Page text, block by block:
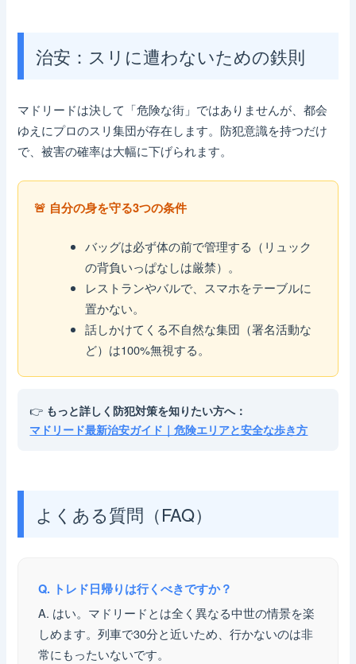
治安：スリに遭わないための鉄則
マドリードは決して「危険な街」ではありませんが、都会
ゆえにプロのスリ集団が存在します。防犯意識を持つだけ
で、被害の確率は大幅に下げられます。
🚨 自分の身を守る3つの条件
バッグは必ず体の前で管理する（リュック
の背負いっぱなしは厳禁）。
レストランやバルで、スマホをテーブルに
置かない。
話しかけてくる不自然な集団（署名活動な
ど）は100%無視する。
👉 もっと詳しく防犯対策を知りたい方へ：
マドリード最新治安ガイド｜危険エリアと安全な歩き方
よくある質問（FAQ）
Q. トレド日帰りは行くべきですか？
A. はい。マドリードとは全く異なる中世の情景を楽
しめます。列車で30分と近いため、行かないのは非
常にもったいないです。